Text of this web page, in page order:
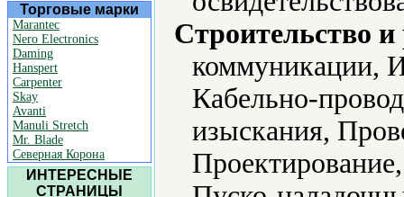
Торговые марки
Marantec
Nero Electronics
Daming
Hanspert
Carpenter
Skay
Avanti
Manuli Stretch
Mr. Blade
Северная Корона
ИНТЕРЕСНЫЕ
СТРАНИЦЫ
Строительство
коммуникации,
Кабельно-
изыскания,